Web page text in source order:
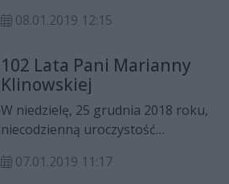
„Senior+”. Jest to miejsce
zawodowo w wieku 60 lat i więcej.
08.01.2019 12:15
102 Lata Pani Marianny
Klinowskiej
W niedzielę, 25 grudnia 2018 roku,
niecodzienną uroczystość
Gminy Pani Marianna Klinowska.
07.01.2019 11:17